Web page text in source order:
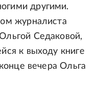
другими.
журналиста
Седаковой,
к выходу книге
вечера Ольга